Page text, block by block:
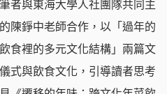
者與東海大學人社團隊共同主
陳錚中老師合作，以「過年的
食裡的多元文化結構」兩篇文
式與飲食文化，引導讀者思考